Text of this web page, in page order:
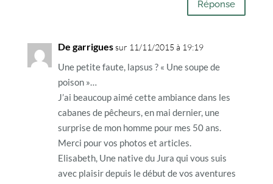
Réponse
De garriguessur 11/11/2015 à 19:19
Une petite faute, lapsus ? « Une soupe de
poison »…
J’ai beaucoup aimé cette ambiance dans les
cabanes de pêcheurs, en mai dernier, une
surprise de mon homme pour mes 50 ans.
Merci pour vos photos et articles.
Elisabeth, Une native du Jura qui vous suis
avec plaisir depuis le début de vos aventures